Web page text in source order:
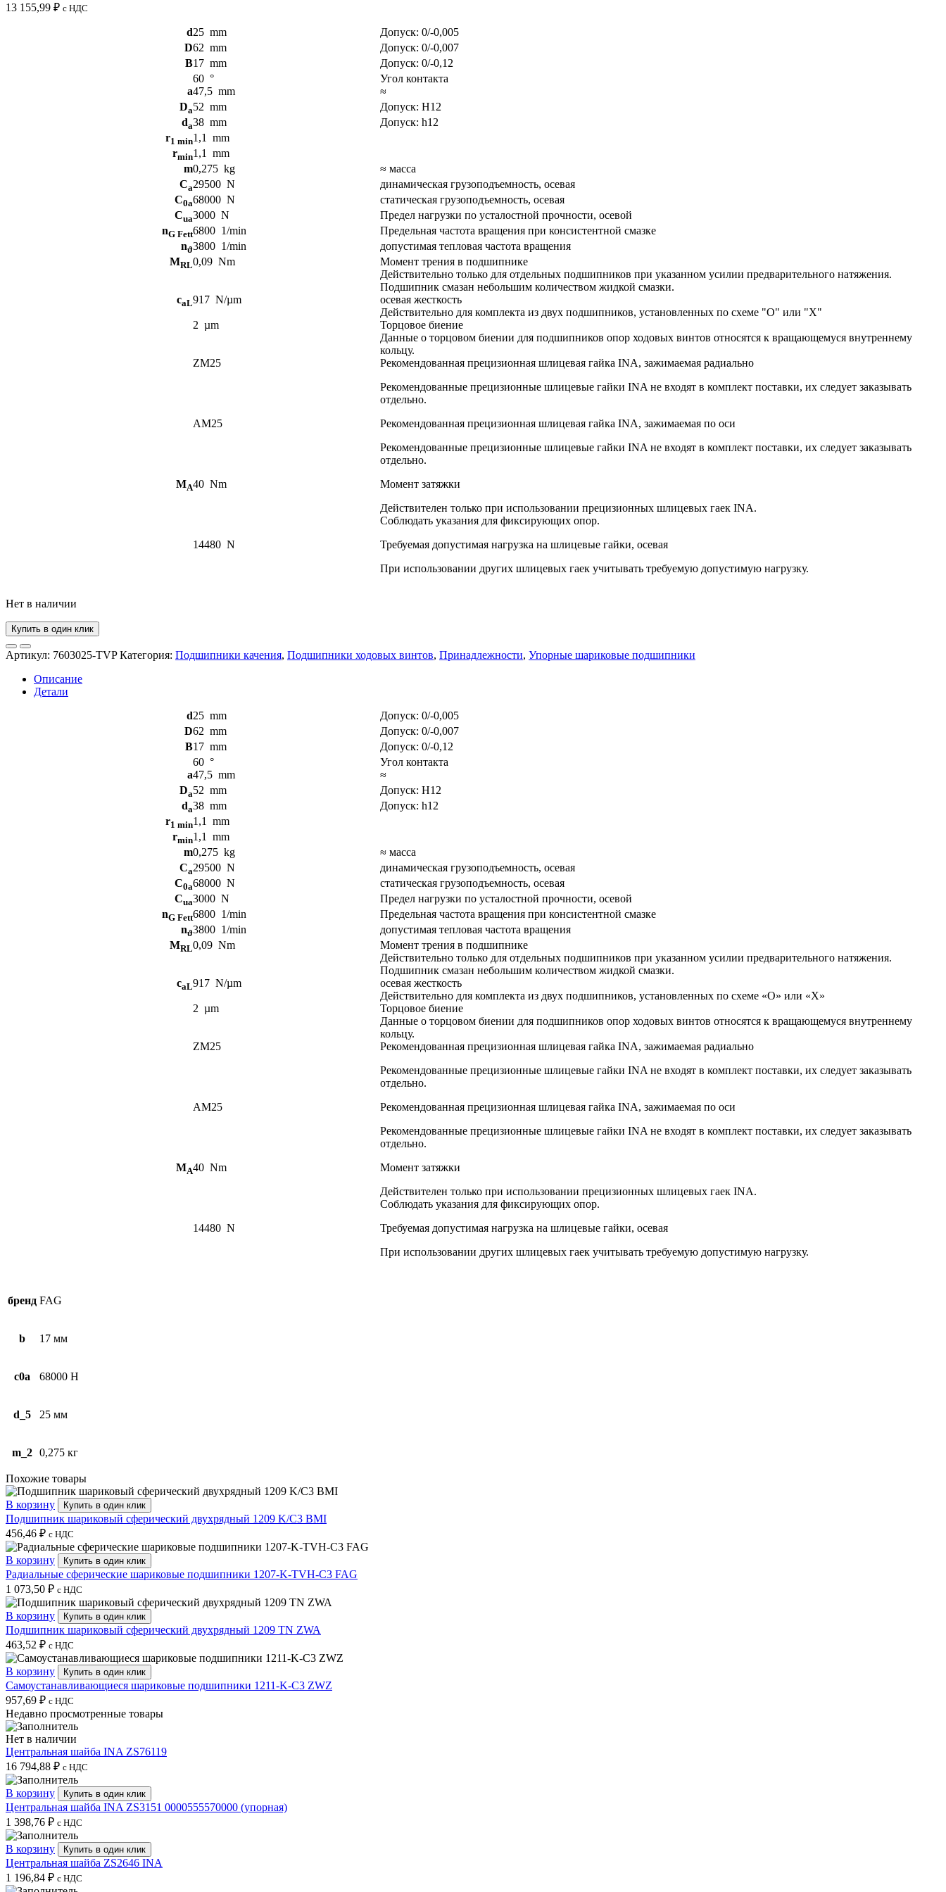
13 155,99 ₽ с НДС
d25 mm
Допуск: 0/-0,005
D62 mm
Допуск: 0/-0,007
B17 mm
Допуск: 0/-0,12
60 °
Угол контакта
a47,5 mm
≈
Da52 mm
Допуск: Н12
da38 mm
Допуск: h12
r1 min1,1
mm
rmin1,1
mm
m0,275 kg
≈ масса
Ca29500 N
динамическая грузоподъемность, осевая
C0a68000 N
статическая грузоподъемность, осевая
Cua3000 N
Предел нагрузки по усталостной прочности, осевой
nG Fett6800 1/min
Предельная частота вращения при консистентной смазке
nϑ3800 1/min
допустимая тепловая частота вращения
MRL0,09 Nm
Момент трения в подшипнике
Действительно только для отдельных подшипников при указанном усилии предварительного натяжения.
Подшипник смазан небольшим количеством жидкой смазки.
caL917 N/µm
осевая жесткость
Действительно для комплекта из двух подшипников, установленных по схеме "О" или "Х"
2 µm
Торцовое биение
Данные о торцовом биении для подшипников опор ходовых винтов относятся к вращающемуся внутреннему
кольцу.
ZM25
Рекомендованная прецизионная шлицевая гайка INA, зажимаемая радиально
Рекомендованные прецизионные шлицевые гайки INA не входят в комплект поставки, их следует заказывать
отдельно.
AM25
Рекомендованная прецизионная шлицевая гайка INA, зажимаемая по оси
Рекомендованные прецизионные шлицевые гайки INA не входят в комплект поставки, их следует заказывать
отдельно.
MA40 Nm
Момент затяжки
Действителен только при использовании прецизионных шлицевых гаек INA.
Соблюдать указания для фиксирующих опор.
14480 N
Требуемая допустимая нагрузка на шлицевые гайки, осевая
При использовании других шлицевых гаек учитывать требуемую допустимую нагрузку.
Нет в наличии
Купить в один клик
Артикул: 7603025-TVP Категория: Подшипники качения, Подшипники ходовых винтов, Принадлежности, Упорные шариковые подшипники
Описание
Детали
d25 mm
Допуск: 0/-0,005
D62 mm
Допуск: 0/-0,007
B17 mm
Допуск: 0/-0,12
60 °
Угол контакта
a47,5 mm
≈
Da52 mm
Допуск: Н12
da38 mm
Допуск: h12
r1 min1,1
mm
rmin1,1
mm
m0,275 kg
≈ масса
Ca29500 N
динамическая грузоподъемность, осевая
C0a68000 N
статическая грузоподъемность, осевая
Cua3000 N
Предел нагрузки по усталостной прочности, осевой
nG Fett6800 1/min
Предельная частота вращения при консистентной смазке
nϑ3800 1/min
допустимая тепловая частота вращения
MRL0,09 Nm
Момент трения в подшипнике
Действительно только для отдельных подшипников при указанном усилии предварительного натяжения.
Подшипник смазан небольшим количеством жидкой смазки.
caL917 N/µm
осевая жесткость
Действительно для комплекта из двух подшипников, установленных по схеме «О» или «Х»
2 µm
Торцовое биение
Данные о торцовом биении для подшипников опор ходовых винтов относятся к вращающемуся внутреннему
кольцу.
ZM25
Рекомендованная прецизионная шлицевая гайка INA, зажимаемая радиально
Рекомендованные прецизионные шлицевые гайки INA не входят в комплект поставки, их следует заказывать
отдельно.
AM25
Рекомендованная прецизионная шлицевая гайка INA, зажимаемая по оси
Рекомендованные прецизионные шлицевые гайки INA не входят в комплект поставки, их следует заказывать
отдельно.
MA40 Nm
Момент затяжки
Действителен только при использовании прецизионных шлицевых гаек INA.
Соблюдать указания для фиксирующих опор.
14480 N
Требуемая допустимая нагрузка на шлицевые гайки, осевая
При использовании других шлицевых гаек учитывать требуемую допустимую нагрузку.
бренд FAG
b 17 мм
c0a 68000 Н
d_5 25 мм
m_2 0,275 кг
Похожие товары
В корзину Купить в один клик
Подшипник шариковый сферический двухрядный 1209 K/C3 BMI
456,46 ₽ с НДС
В корзину Купить в один клик
Радиальные сферические шариковые подшипники 1207-K-TVH-C3 FAG
1 073,50 ₽ с НДС
В корзину Купить в один клик
Подшипник шариковый сферический двухрядный 1209 TN ZWA
463,52 ₽ с НДС
В корзину Купить в один клик
Самоустанавливающиеся шариковые подшипники 1211-K-C3 ZWZ
957,69 ₽ с НДС
Недавно просмотренные товары
Нет в наличии
Центральная шайба INA ZS76119
16 794,88 ₽ с НДС
В корзину Купить в один клик
Центральная шайба INA ZS3151 0000555570000 (упорная)
1 398,76 ₽ с НДС
В корзину Купить в один клик
Центральная шайба ZS2646 INA
1 196,84 ₽ с НДС